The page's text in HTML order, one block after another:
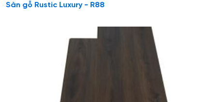
Sàn gỗ Rustic Luxury - R88